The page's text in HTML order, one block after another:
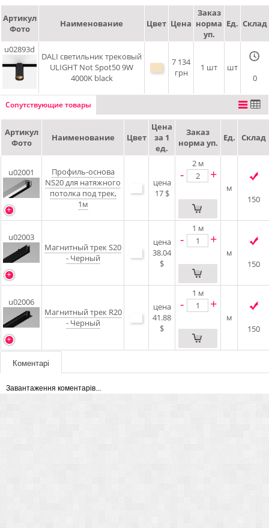
Артикул
Фото
Наименование Цвет Цена
Заказ
норма
уп.
Ед. Склад
u02893d
DALI cветильник трековый
ULIGHT Not Spot50 9W
4000K black
7 134
грн
1 шт
шт
0
Сопутствующие товары
Артикул
Фото
Наименование Цвет
Цена
за 1
ед.
Заказ
норма уп.
Ед. Склад
u02001
Профиль-основа
NS20 для натяжного
потолка под трек,
1м
цена
17 $
2 м
- +
м
150
u02003
Магнитный трек S20
- Черный
цена
38.04
$
1 м
- +
м
150
u02006
Магнитный трек R20
- Черный
цена
41.88
$
1 м
- +
м
150
Коментарі
Завантаження коментарів...